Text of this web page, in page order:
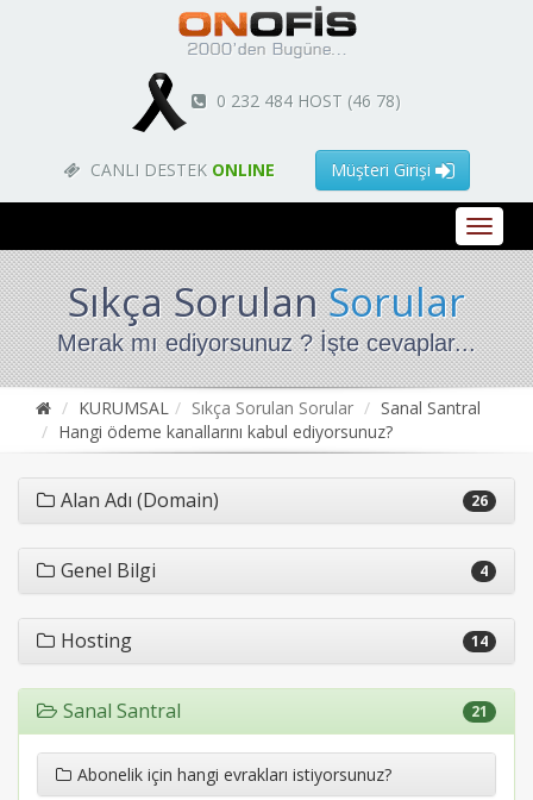
0 232 484 HOST (46 78)
CANLI DESTEK ONLINE Müşteri Girişi
Sıkça SorulanSorular
Merak mı ediyorsunuz ? İşte cevaplar...
KURUMSAL Sıkça Sorulan Sorular
Sanal Santral
Hangi ödeme kanallarını kabul ediyorsunuz?
Alan Adı (Domain) 26
Genel Bilgi 4
Hosting 14
Sanal Santral 21
Abonelik için hangi evrakları istiyorsunuz?